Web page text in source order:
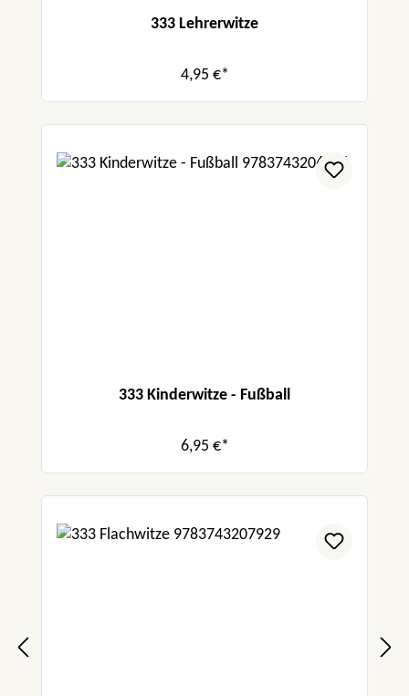
333 Lehrerwitze
4,95 €*
333 Kinderwitze - Fußball
6,95 €*